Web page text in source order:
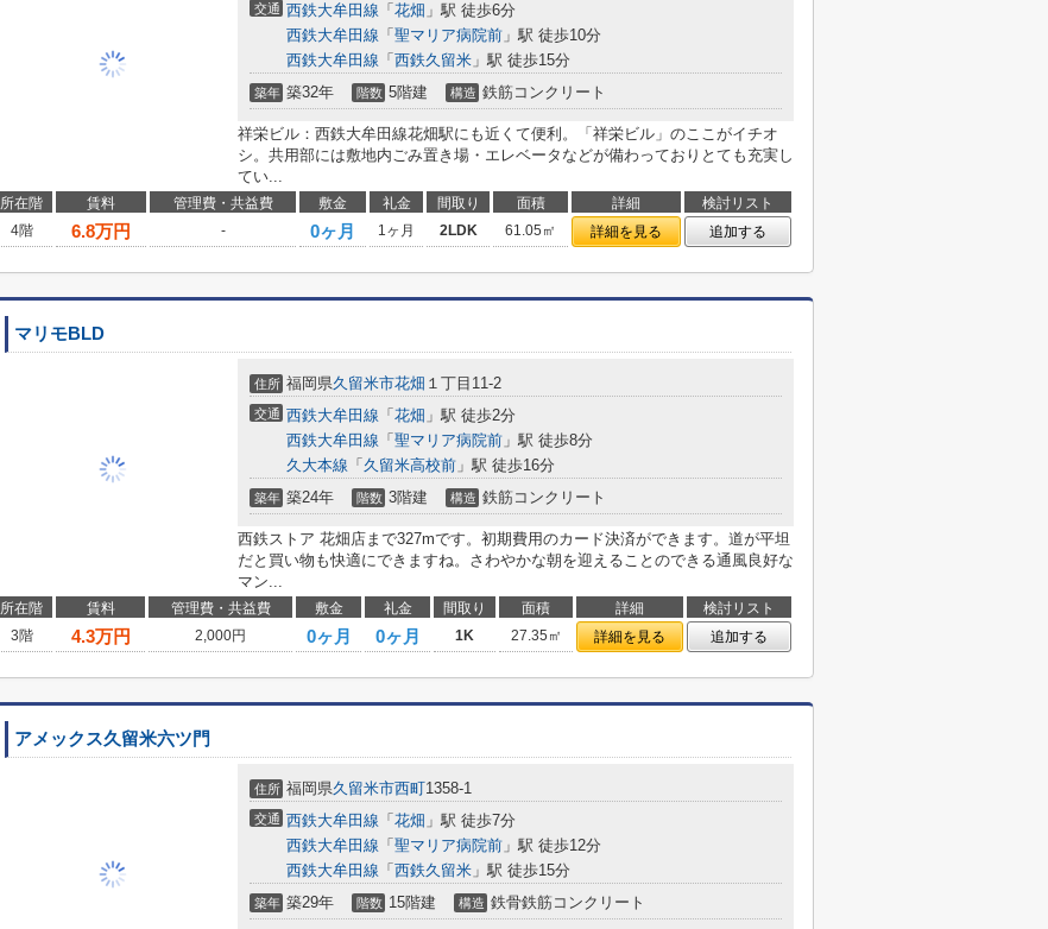
交通 西鉄大牟田線 「 花畑 」駅 徒歩6分
西鉄大牟田線 「 聖マリア病院前 」駅 徒歩10分
西鉄大牟田線 「 西鉄久留米 」駅 徒歩15分
築年 築32年 階数 5階建 構造 鉄筋コンクリート
祥栄ビル：西鉄大牟田線花畑駅にも近くて便利。「祥栄ビル」のここがイチオ
シ。共用部には敷地内ごみ置き場・エレベータなどが備わっておりとても充実し
てい...
所在階 賃料 管理費・共益費 敷金 礼金 間取り 面積 詳細
検討リスト
4階
6.8万円 - 0ヶ月 1ヶ月 2LDK 61.05㎡ 詳細を見る 追加する
マリモBLD
住所 福岡県久留米市花畑 １丁目11-2
交通 西鉄大牟田線 「 花畑 」駅 徒歩2分
西鉄大牟田線 「 聖マリア病院前 」駅 徒歩8分
久大本線 「 久留米高校前 」駅 徒歩16分
築年 築24年 階数 3階建 構造 鉄筋コンクリート
西鉄ストア 花畑店まで327mです。初期費用のカード決済ができます。道が平坦
だと買い物も快適にできますね。さわやかな朝を迎えることのできる通風良好な
マン...
所在階 賃料 管理費・共益費 敷金 礼金 間取り 面積 詳細
検討リスト
3階
4.3万円 2,000円 0ヶ月 0ヶ月 1K 27.35㎡ 詳細を見る 追加する
アメックス久留米六ツ門
住所 福岡県久留米市西町1358-1
交通 西鉄大牟田線 「 花畑 」駅 徒歩7分
西鉄大牟田線 「 聖マリア病院前 」駅 徒歩12分
西鉄大牟田線 「 西鉄久留米 」駅 徒歩15分
築年 築29年 階数 15階建 構造 鉄骨鉄筋コンクリート